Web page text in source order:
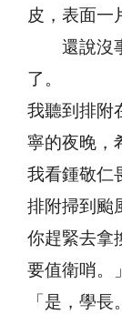
皮，表面一
還說沒事
了。
我聽到排附
寧的夜晚，
我看鍾敬仁
排附掃到颱
你趕緊去拿
要值衛哨。」
「是，學長